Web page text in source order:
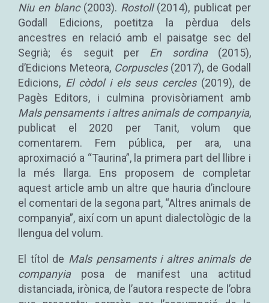
Niu en blanc(2003). Rostoll(2014), publicat per
Godall Edicions, poetitza la pèrdua dels
ancestres en relació amb el paisatge sec del
Segrià; és seguit per En sordina(2015),
d’Edicions Meteora, Corpuscles(2017), de Godall
Edicions, El còdol i els seus cercles (2019), de
Pagès Editors, i culmina provisòriament amb
Mals pensaments i altres animals de companyia,
publicat el 2020 per Tanit, volum que
comentarem. Fem pública, per ara, una
aproximació a “Taurina”, la primera part del llibre i
la més llarga. Ens proposem de completar
aquest article amb un altre que hauria d’incloure
el comentari de la segona part, “Altres animals de
companyia”, així com un apunt dialectològic de la
llengua del volum.
El títol de Mals pensaments i altres animals de
companyiaposa de manifest una actitud
distanciada, irònica, de l’autora respecte de l’obra